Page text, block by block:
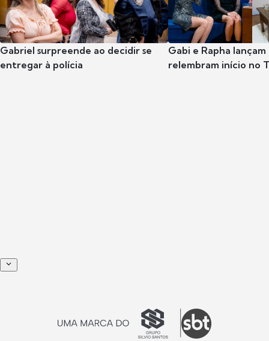
Gabriel surpreende ao decidir se
entregar à polícia
Gabi e Rapha
relembram início no